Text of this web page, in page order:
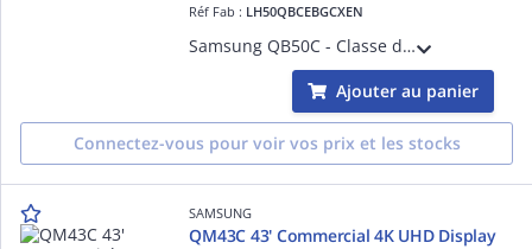
Réf Fab : LH50QBCEBGCXEN
Samsung QB50C - Classe de diagonale 50' QBC Series écran LCD rétro-éclairé par LED - signalisation numérique - Tizen OS - 4K UHD (2160p) 3840 x 2160
Ajouter au panier
Connectez-vous pour voir vos prix et les stocks
SAMSUNG
QM43C 43' Commercial 4K UHD Display